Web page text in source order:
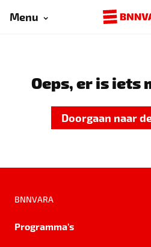
Menu
Oeps, er is iets
Doorgaan naar
BNNVARA
Programma's